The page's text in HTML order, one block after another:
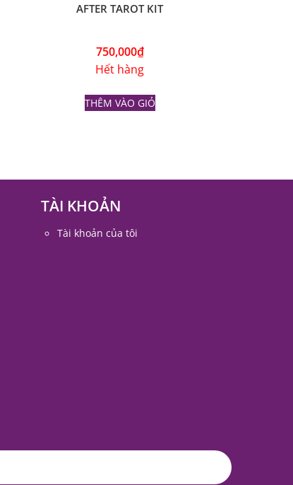
AFTER TAROT KIT
750,000₫
Hết hàng
THÊM VÀO GIỎ
TÀI KHOẢN
Tài khoản của tôi